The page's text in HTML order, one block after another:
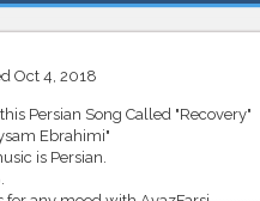
Oct 4, 2018
Persian Song Called "Recovery"
Ebrahimi"
is Persian.